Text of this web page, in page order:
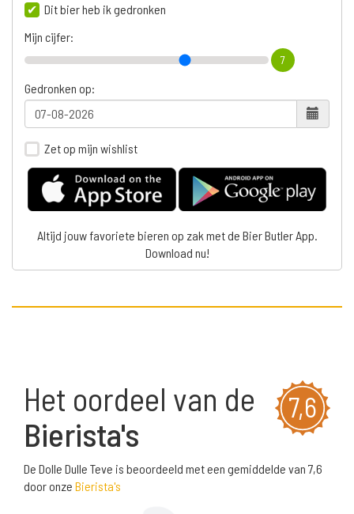
Dit bier heb ik gedronken
Mijn cijfer:
7
Gedronken op:
Zet op mijn wishlist
Altijd jouw favoriete bieren op zak met de Bier Butler App.
Download nu!
7,6
Het oordeel van de
Bierista's
De Dolle Dulle Teve is beoordeeld met een gemiddelde van 7,6
door onze Bierista's